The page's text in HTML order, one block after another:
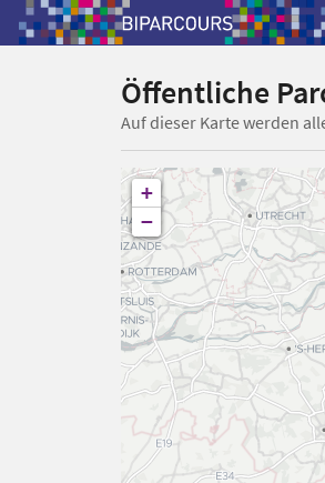
Öffentliche
Auf dieser Karte werden
+
−